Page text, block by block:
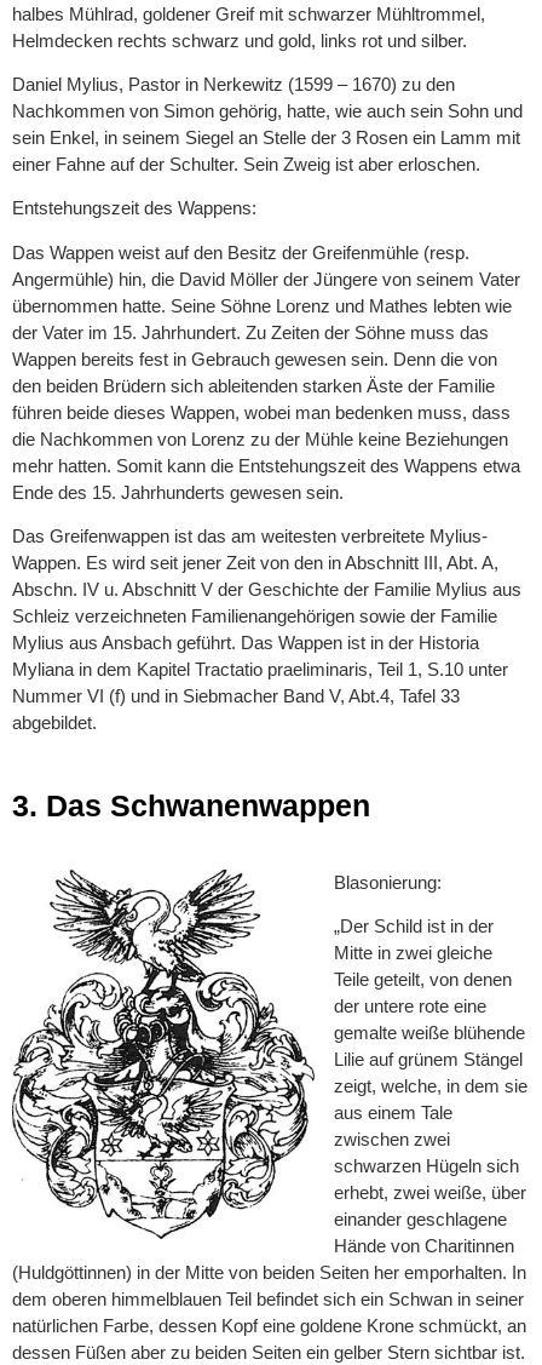
halbes Mühlrad, goldener Greif mit schwarzer Mühltrommel,
Helmdecken rechts schwarz und gold, links rot und silber.
Daniel Mylius, Pastor in Nerkewitz (1599 – 1670) zu den
Nachkommen von Simon gehörig, hatte, wie auch sein Sohn und
sein Enkel, in seinem Siegel an Stelle der 3 Rosen ein Lamm mit
einer Fahne auf der Schulter. Sein Zweig ist aber erloschen.
Entstehungszeit des Wappens:
Das Wappen weist auf den Besitz der Greifenmühle (resp.
Angermühle) hin, die David Möller der Jüngere von seinem Vater
übernommen hatte. Seine Söhne Lorenz und Mathes lebten wie
der Vater im 15. Jahrhundert. Zu Zeiten der Söhne muss das
Wappen bereits fest in Gebrauch gewesen sein. Denn die von
den beiden Brüdern sich ableitenden starken Äste der Familie
führen beide dieses Wappen, wobei man bedenken muss, dass
die Nachkommen von Lorenz zu der Mühle keine Beziehungen
mehr hatten. Somit kann die Entstehungszeit des Wappens etwa
Ende des 15. Jahrhunderts gewesen sein.
Das Greifenwappen ist das am weitesten verbreitete Mylius-
Wappen. Es wird seit jener Zeit von den in Abschnitt III, Abt. A,
Abschn. IV u. Abschnitt V der Geschichte der Familie Mylius aus
Schleiz verzeichneten Familienangehörigen sowie der Familie
Mylius aus Ansbach geführt. Das Wappen ist in der Historia
Myliana in dem Kapitel Tractatio praeliminaris, Teil 1, S.10 unter
Nummer VI (f) und in Siebmacher Band V, Abt.4, Tafel 33
abgebildet.
3. Das Schwanenwappen
Blasonierung:
„Der Schild ist in der
Mitte in zwei gleiche
Teile geteilt, von denen
der untere rote eine
gemalte weiße blühende
Lilie auf grünem Stängel
zeigt, welche, in dem sie
aus einem Tale
zwischen zwei
schwarzen Hügeln sich
erhebt, zwei weiße, über
einander geschlagene
Hände von Charitinnen
(Huldgöttinnen) in der Mitte von beiden Seiten her emporhalten. In
dem oberen himmelblauen Teil befindet sich ein Schwan in seiner
natürlichen Farbe, dessen Kopf eine goldene Krone schmückt, an
dessen Füßen aber zu beiden Seiten ein gelber Stern sichtbar ist.